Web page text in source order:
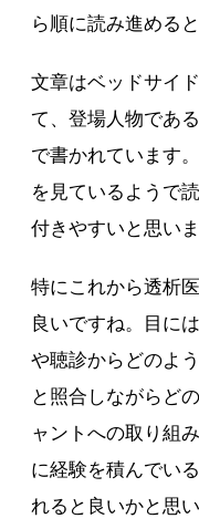
ら順に読み進める
文章はベッドサイ
て、登場人物であ
で書かれています
を見ているようで
付きやすいと思いま
特にこれから透析
良いですね。目に
や聴診からどのよ
と照合しながらど
ャントへの取り組
に経験を積んでい
れると良いかと思い